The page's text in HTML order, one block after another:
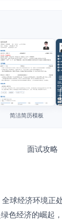
绍
New
查看模板
简洁简历模板
球经济环境正
色经济的崛起